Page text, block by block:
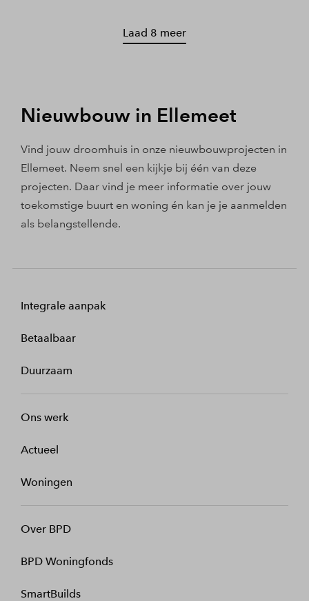
Laad 8 meer
Nieuwbouw in Ellemeet
Vind jouw droomhuis in onze nieuwbouwprojecten in
Ellemeet. Neem snel een kijkje bij één van deze
projecten. Daar vind je meer informatie over jouw
toekomstige buurt en woning én kan je je aanmelden
als belangstellende.
Integrale aanpak
Betaalbaar
Duurzaam
Ons werk
Actueel
Woningen
Over BPD
BPD Woningfonds
SmartBuilds